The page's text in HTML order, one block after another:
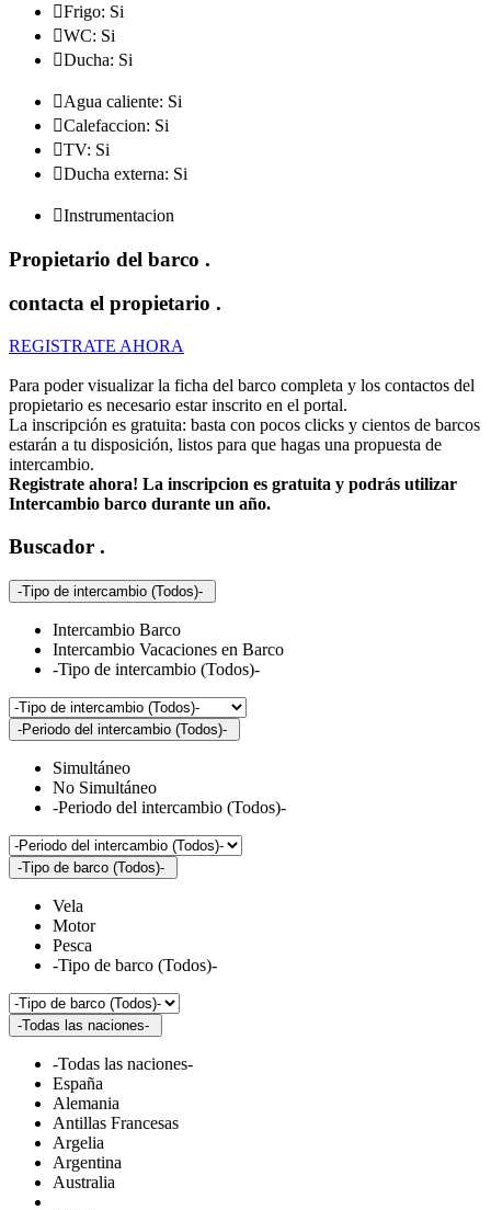
Frigo: Si
WC: Si
Ducha: Si
Agua caliente: Si
Calefaccion: Si
TV: Si
Ducha externa: Si
Instrumentacion
Propietario del barco .
contacta el propietario .
REGISTRATE AHORA
Para poder visualizar la ficha del barco completa y los contactos del
propietario es necesario estar inscrito en el portal.
La inscripción es gratuita: basta con pocos clicks y cientos de barcos
estarán a tu disposición, listos para que hagas una propuesta de
intercambio.
Registrate ahora! La inscripcion es gratuita y podrás utilizar
Intercambio barco durante un año.
Buscador .
-Tipo de intercambio (Todos)-
Intercambio Barco
Intercambio Vacaciones en Barco
-Tipo de intercambio (Todos)-
-Periodo del intercambio (Todos)-
Simultáneo
No Simultáneo
-Periodo del intercambio (Todos)-
-Tipo de barco (Todos)-
Vela
Motor
Pesca
-Tipo de barco (Todos)-
-Todas las naciones-
-Todas las naciones-
España
Alemania
Antillas Francesas
Argelia
Argentina
Australia